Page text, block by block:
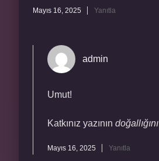
Mayıs 16, 2025 Yanıtla
admin
Umut!
Katkınız yazının doğallığını
Mayıs 16, 2025 Yanıtla